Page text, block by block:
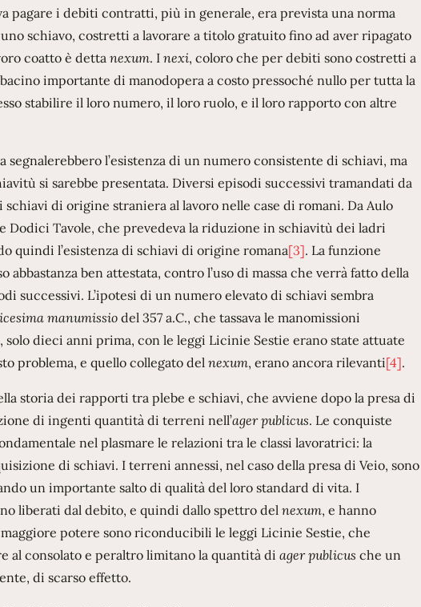
pagare i debiti contratti, più in generale, era prevista una norma
schiavo, costretti a lavorare a titolo gratuito fino ad aver ripagato
coatto è dettanexum. I nexi, coloro che per debiti sono costretti a
importante di manodopera a costo pressoché nullo per tutta la
stabilire il loro numero, il loro ruolo, e il loro rapporto con altre
l’esistenza di un numero consistente di schiavi, ma
si sarebbe presentata. Diversi episodi successivi tramandati da
di origine straniera al lavoro nelle case di romani. Da Aulo
Dodici Tavole, che prevedeva la riduzione in schiavitù dei ladri
quindi l’esistenza di schiavi di origine romana[3]. La funzione
ben attestata, contro l’uso di massa che verrà fatto della
successivi. L’ipotesi di un numero elevato di schiavi sembra
manumissiodel 357 a.C., che tassava le manomissioni
solo dieci anni prima, con le leggi Licinie Sestie erano state attuate
problema, e quello collegato del nexum, erano ancora rilevanti[4].
storia dei rapporti tra plebe e schiavi, che avviene dopo la presa di
di ingenti quantità di terreni nell’ager publicus. Le conquiste
nel plasmare le relazioni tra le classi lavoratrici: la
di schiavi. I terreni annessi, nel caso della presa di Veio, sono
un importante salto di qualità del loro standard di vita. I
liberati dal debito, e quindi dallo spettro del nexum, e hanno
potere sono riconducibili le leggi Licinie Sestie, che
al consolato e peraltro limitano la quantità di ager publicus che un
di scarso effetto.